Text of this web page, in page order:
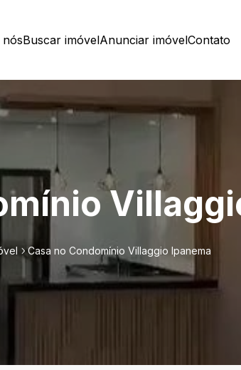
Buscar imóvelAnunciar imóvelContato
Casa no Condomínio Villaggio Ipanema